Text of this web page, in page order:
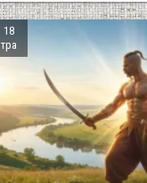
18
тра